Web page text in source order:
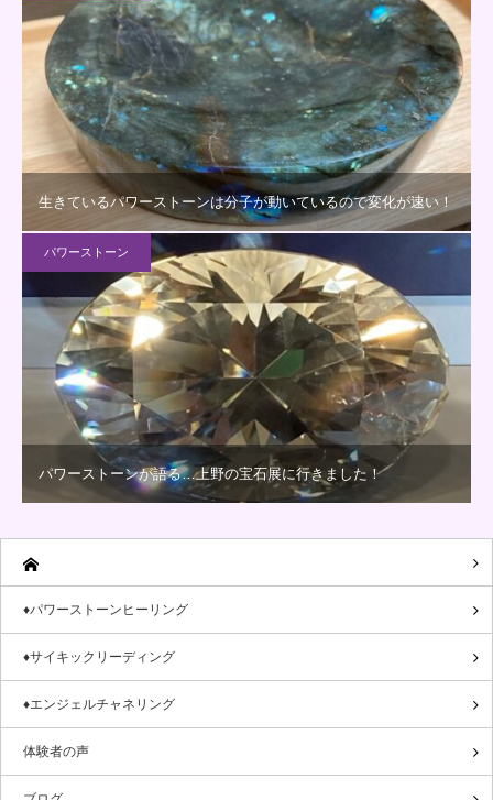
生きているパワーストーンは分子が動いているので変化が速い！
パワーストーン
パワーストーンが語る…上野の宝石展に行きました！
♦パワーストーンヒーリング
♦サイキックリーディング
♦エンジェルチャネリング
体験者の声